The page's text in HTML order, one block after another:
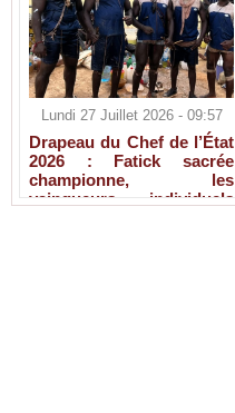
Lundi 27 Juillet 2026 - 09:57
Drapeau du Chef de l’État
2026 : Fatick sacrée
championne, les
vainqueurs individuels